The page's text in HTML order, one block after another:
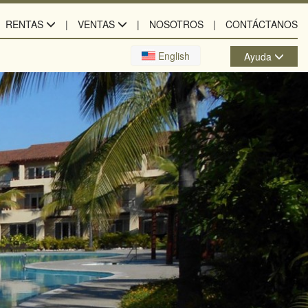
RENTAS VENTAS NOSOTROS CONTÁCTANOS
English Ayuda